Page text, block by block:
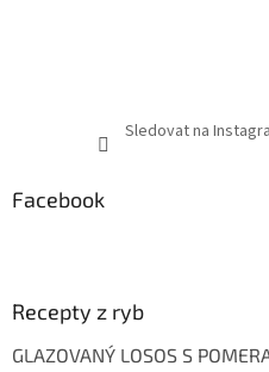
Sledovat na
Facebook
Recepty z ryb
GLAZOVANÝ LOSOS S